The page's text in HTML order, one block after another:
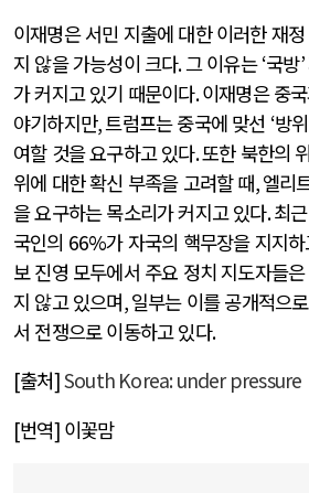
이재명은 서민 지출에 대한 이러한 재
지 않을 가능성이 크다.그 이유는‘국방’
가 커지고 있기 때문이다.이재명은 중
야기하지만,트럼프는 중국에 맞선 ‘방위
여할 것을 요구하고 있다.또한 북한의
위에 대한 확신 부족을 고려할 때,엘리
을 요구하는 목소리가 커지고 있다.최
국인의 66%가 자국의 핵무장을 지지
보 진영 모두에서 주요 정치 지도자들
지 않고 있으며,일부는 이를 공개적으
서 전쟁으로 이동하고 있다.
[출처]South Korea: under pressure
[번역] 이꽃맘